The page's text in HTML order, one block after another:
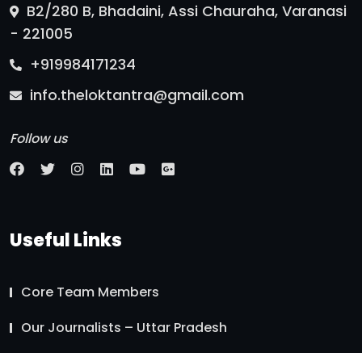
B2/280 B, Bhadaini, Assi Chauraha, Varanasi
- 221005
+919984171234
info.theloktantra@gmail.com
Follow us
Useful Links
Core Team Members
Our Journalists – Uttar Pradesh